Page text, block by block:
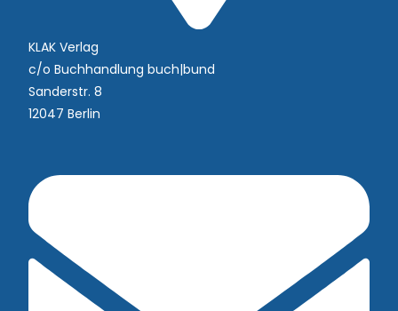
KLAK Verlag
c/o Buchhandlung buch|bund
Sanderstr. 8
12047 Berlin